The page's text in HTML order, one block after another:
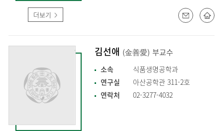
더보기
김선애 (金善愛) 부교수
소속
식품생명공학과
연구실
아산공학관 311-2호
연락처
02-3277-4032